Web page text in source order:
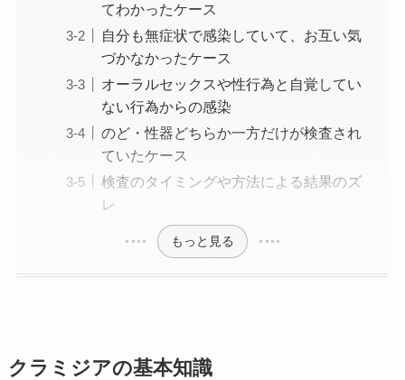
てわかったケース
自分も無症状で感染していて、お互い気
づかなかったケース
オーラルセックスや性行為と自覚してい
ない行為からの感染
のど・性器どちらか一方だけが検査され
ていたケース
検査のタイミングや方法による結果のズ
レ
もっと見る
クラミジアの基本知識